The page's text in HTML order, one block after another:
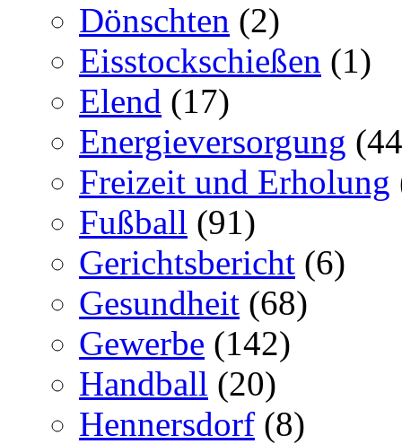
Dönschten (2)
Eisstockschießen (1)
Elend (17)
Energieversorgung
Freizeit und Erholung
Fußball (91)
Gerichtsbericht (6)
Gesundheit (68)
Gewerbe (142)
Handball (20)
Hennersdorf (8)